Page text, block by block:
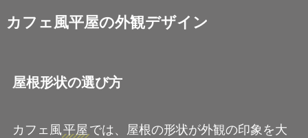
カフェ風平屋の外観デザイン
屋根形状の選び方
カフェ風平屋 では、屋根の形状が外観の印象を大